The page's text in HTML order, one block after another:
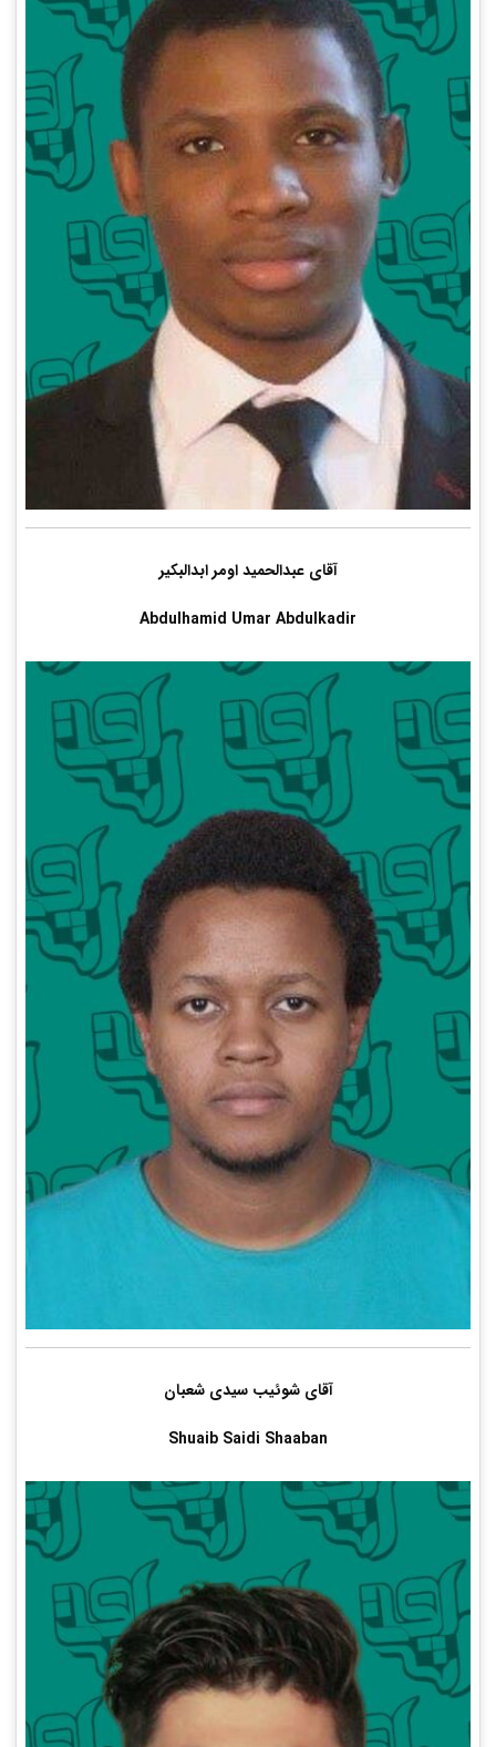
آقای عبدالحمید اومر ابدالبکیر
Abdulhamid Umar Abdulkadir
آقای شوئیب سیدی شعبان
Shuaib Saidi Shaaban